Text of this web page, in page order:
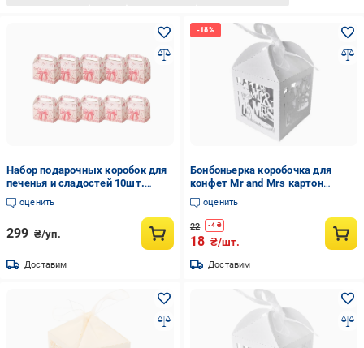
Набор подарочных коробок для
печенья и сладостей 10шт.
9,5х9,5х16 см (OK0119_1)
оценить
299 ₴/уп.
Доставим
Бонбоньерка коробочка для
конфет Mr and Mrs картон
Белый
оценить
22 -4₴
18 ₴/шт.
Доставим